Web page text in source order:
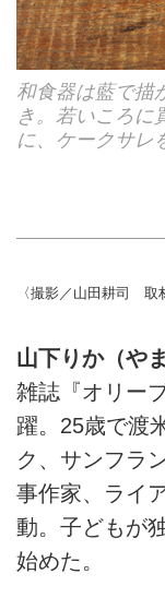
和食器は藍で描
き。若いころに
に、ケークサレ
〈撮影／山田耕司 取
山下りか（や
雑誌『オリー
躍。25歳で渡
ク、サンフラ
事作家、ライ
動。子どもが
始めた。